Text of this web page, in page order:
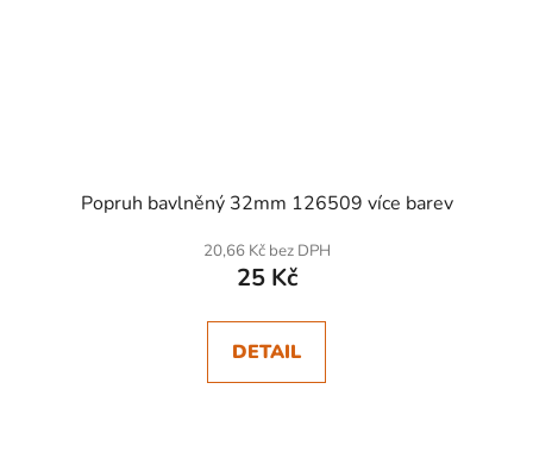
Popruh bavlněný 32mm 126509 více barev
20,66 Kč bez DPH
25 Kč
DETAIL